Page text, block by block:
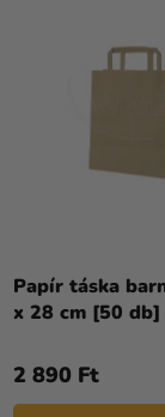
Papír táska
x 28 cm [50 db]
2 890 Ft